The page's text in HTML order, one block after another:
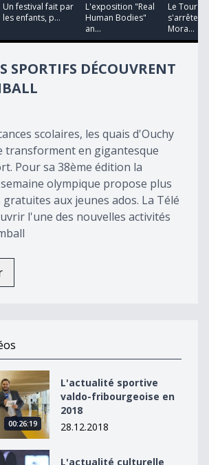
Un festival fait par
les enfants, p...
L'exposition "Real
Human Bodies"
an...
Le Tour
s'arrêtera
Mora...
SPORTIFS DÉCOUVRENT
scolaires, les quais d'Ouchy
transforment en gigantesque
Pour sa 38ème édition la
olympique propose plus
gratuites aux jeunes ados. La Télé
l'une des nouvelles activités
sportive valdo-fribourgeoise en 2018
00:26:19
L'actualité sportive
valdo-fribourgeoise en
2018
28.12.2018
culturelle valdo-fribourgeoise en
L'actualité culturelle